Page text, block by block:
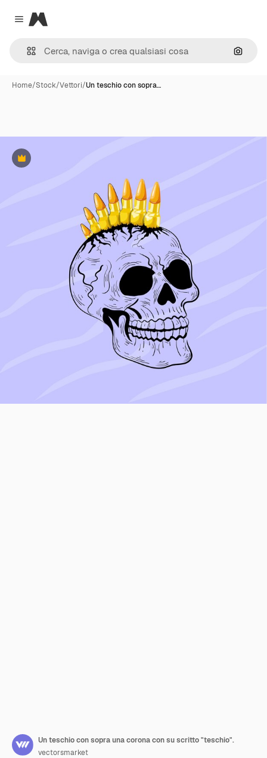
Close menu
Magnific
Cerca
Home/Stock/Vettori/Un teschio con sopra…
Premium
Un teschio con sopra una corona con su scritto "teschio".
vectorsmarket